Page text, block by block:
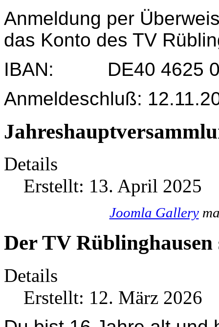
Anmeldung per
das Konto des TV
IBAN: DE40 4625
Anmeldeschluß:
Details
Erstellt: 13. April 2025
Joomla Gallery
Der TV
Details
Erstellt: 12. März 2026